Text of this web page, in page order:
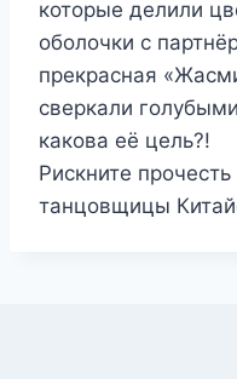
которые делили
оболочки с
прекрасная
сверкали
какова её цель?!
Рискните
танцовщицы